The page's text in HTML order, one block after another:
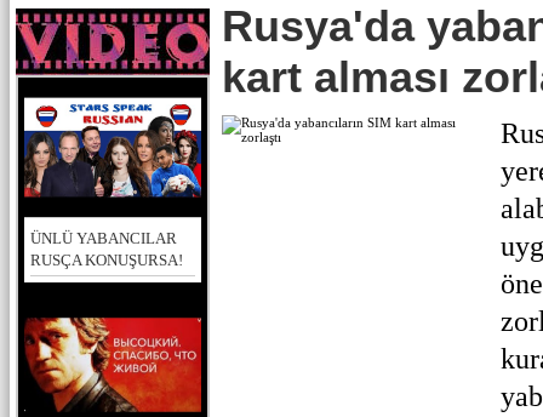
ÜNLÜ YABANCILAR
RUSÇA KONUŞURSA!
Rusya'da
kart alması